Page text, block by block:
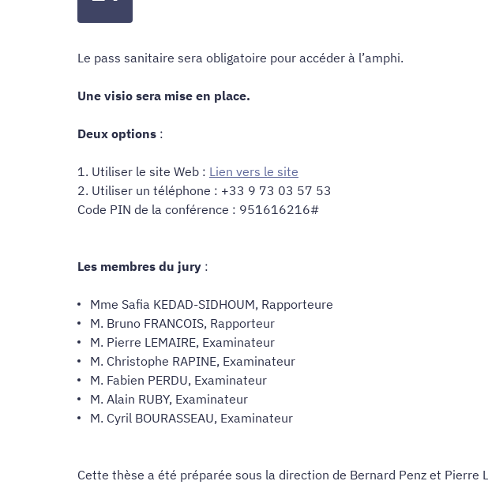
Le pass sanitaire sera obligatoire pour accéder à l’amphi.
Une visio sera mise en place.
Deux options :
1. Utiliser le site Web : Lien vers le site
2. Utiliser un téléphone : +33 9 73 03 57 53
Code PIN de la conférence : 951616216#
Les membres du jury :
Mme Safia KEDAD-SIDHOUM, Rapporteure
M. Bruno FRANCOIS, Rapporteur
M. Pierre LEMAIRE, Examinateur
M. Christophe RAPINE, Examinateur
M. Fabien PERDU, Examinateur
M. Alain RUBY, Examinateur
M. Cyril BOURASSEAU, Examinateur
Cette thèse a été préparée sous la direction de Bernard Penz et Pierre